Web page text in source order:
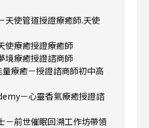
天使管道授證療癒師.天使
使療癒授證療癒師
境療癒授證諮商師
療癒－授證諮商師初中高
－心靈香氣療癒授證諮
－前世催眠回溯工作坊帶領